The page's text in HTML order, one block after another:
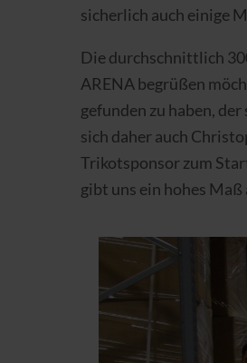
sicherlich auch einige
Die durchschnittlich
ARENA begrüßen
gefunden zu haben,
sich daher auch
Trikotsponsor zum
gibt uns ein hohes